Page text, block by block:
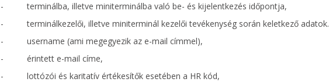
- terminálba, illetve miniterminálba való be- és kijelentkezés időpontja,
- terminálkezelői, illetve miniterminál kezelői tevékenység során keletkező adatok.
- username (ami megegyezik az e-mail címmel),
- érintett e-mail címe,
- lottózói és karitatív értékesítők esetében a HR kód,